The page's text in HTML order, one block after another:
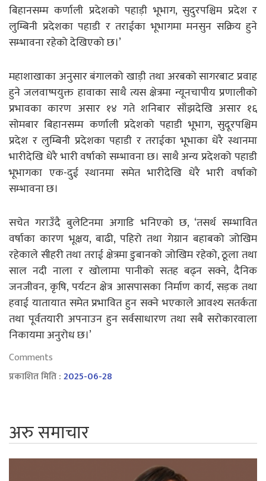
बिहानसम्म कर्णाली प्रदेशको पहाड़ी भूभाग, सुदुरपश्चिम प्रदेश र
लुम्बिनी प्रदेशका पहाडी र तराईका भूभागमा मनसुन सक्रिय हुने
सम्भावना रहेको देखिएको छ।’
महाशाखाका अनुसार बंगालको खाड़ी तथा अरबको सागरबाट प्रवाह
हुने जलवाष्पयुक्त हावाका साथै त्यस क्षेत्रमा न्यूनचापीय प्रणालीको
प्रभावका कारण असार १४ गते शनिबार साँझदेखि असार १६
सोमबार बिहानसम्म कर्णाली प्रदेशको पहाडी भूभाग, सुदूरपश्चिम
प्रदेश र लुम्बिनी प्रदेशका पहाडी र तराईका भूभाका धेरै स्थानमा
भारीदेखि धेरै भारी वर्षाको सम्भावना छ। साथै अन्य प्रदेशको पहाडी
भूभागका एक-दुई स्थानमा समेत भारीदेखि धेरै भारी वर्षाको
सम्भावना छ।
सचेत गराउँदै बुलेटिनमा अगाडि भनिएको छ, ‘तसर्थ सम्भावित
वर्षाका कारण भूक्षय, बाढी, पहिरो तथा गेग्रान बहाबको जोखिम
रहेकाले सीहरी तथा तराई क्षेत्रमा डुबानको जोखिम रहेको, ठूला तथा
साल नदी नाला र खोलामा पानीको सतह बढ्न सक्ने, दैनिक
जनजीवन, कृषि, पर्यटन क्षेत्र आसपासका निर्माण कार्य, सड़क तथा
हवाई यातायात समेत प्रभावित हुन सक्ने भएकाले आवश्य सतर्कता
तथा पूर्वतयारी अपनाउन हुन सर्वसाधारण तथा सबै सरोकारवाला
निकायमा अनुरोध छ।’
Comments
प्रकाशित मिति :2025-06-28
अरु समाचार